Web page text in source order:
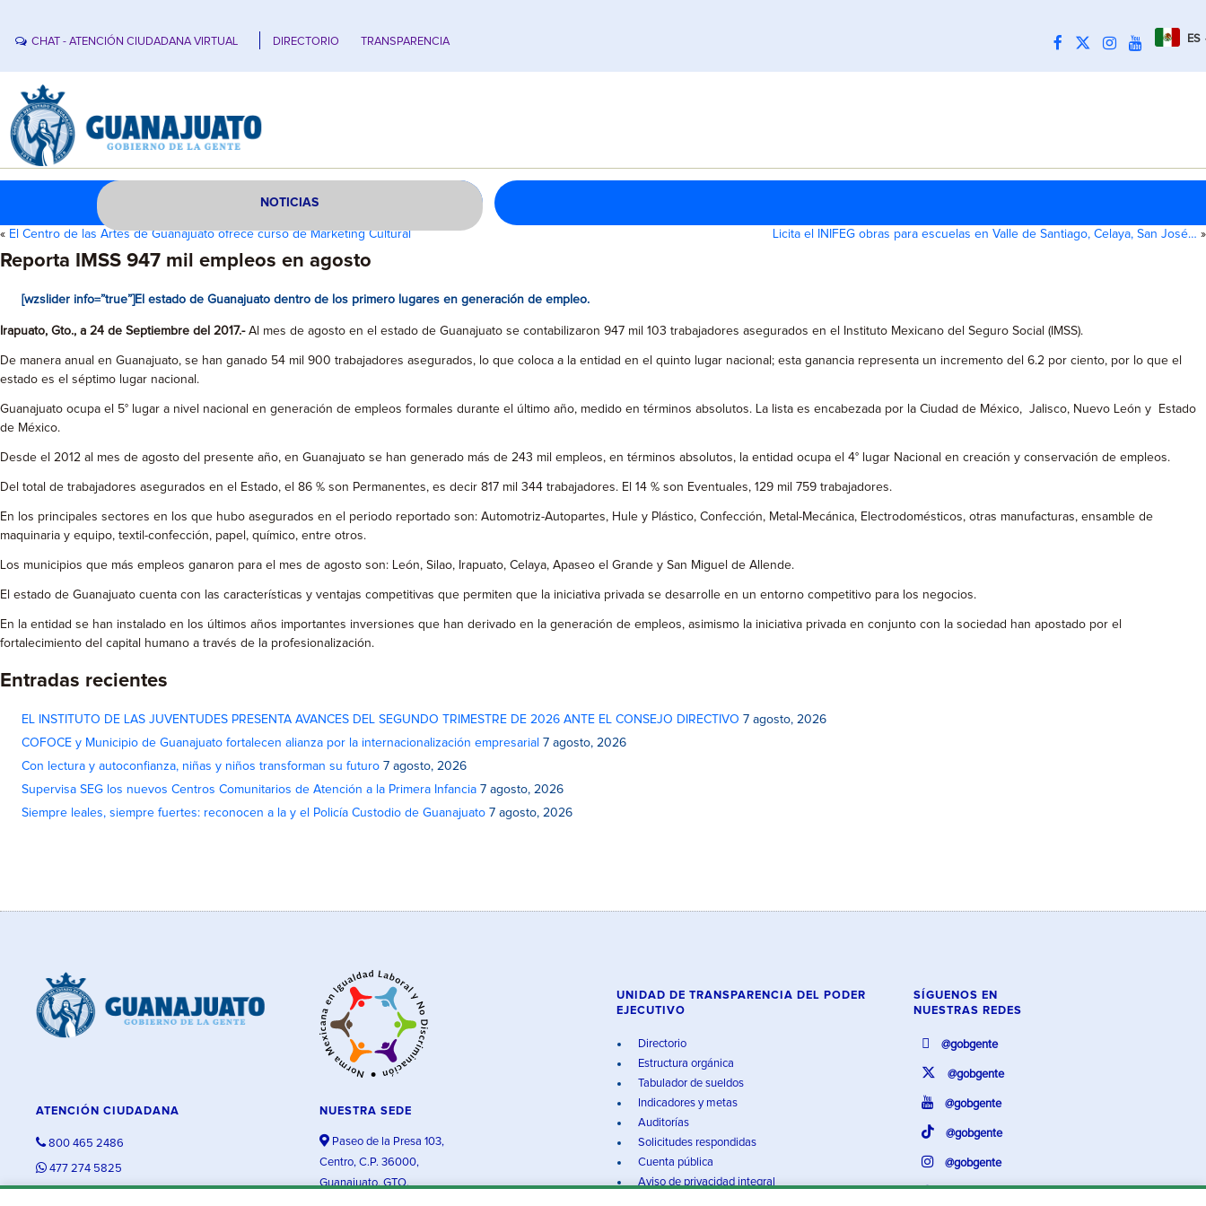
CHAT - ATENCIÓN CIUDADANA VIRTUAL DIRECTORIO TRANSPARENCIA ES
NOTICIAS
« El Centro de las Artes de Guanajuato ofrece curso de Marketing Cultural Licita el INIFEG obras para escuelas en Valle de Santiago, Celaya, San José… »
Reporta IMSS 947 mil empleos en agosto
[wzslider info=”true”]El estado de Guanajuato dentro de los primero lugares en generación de empleo.
Irapuato, Gto., a 24 de Septiembre del 2017.-Al mes de agosto en el estado de Guanajuato se contabilizaron 947 mil 103 trabajadores asegurados en el Instituto Mexicano del Seguro Social (IMSS).
De manera anual en Guanajuato, se han ganado 54 mil 900 trabajadores asegurados, lo que coloca a la entidad en el quinto lugar nacional; esta ganancia representa un incremento del 6.2 por ciento, por lo que el
estado es el séptimo lugar nacional.
Guanajuato ocupa el 5° lugar a nivel nacional en generación de empleos formales durante el último año, medido en términos absolutos. La lista es encabezada por la Ciudad de México, Jalisco, Nuevo León y Estado
de México.
Desde el 2012 al mes de agosto del presente año, en Guanajuato se han generado más de 243 mil empleos, en términos absolutos, la entidad ocupa el 4° lugar Nacional en creación y conservación de empleos.
Del total de trabajadores asegurados en el Estado, el 86 % son Permanentes, es decir 817 mil 344 trabajadores. El 14 % son Eventuales, 129 mil 759 trabajadores.
En los principales sectores en los que hubo asegurados en el periodo reportado son: Automotriz-Autopartes, Hule y Plástico, Confección, Metal-Mecánica, Electrodomésticos, otras manufacturas, ensamble de
maquinaria y equipo, textil-confección, papel, químico, entre otros.
Los municipios que más empleos ganaron para el mes de agosto son: León, Silao, Irapuato, Celaya, Apaseo el Grande y San Miguel de Allende.
El estado de Guanajuato cuenta con las características y ventajas competitivas que permiten que la iniciativa privada se desarrolle en un entorno competitivo para los negocios.
En la entidad se han instalado en los últimos años importantes inversiones que han derivado en la generación de empleos, asimismo la iniciativa privada en conjunto con la sociedad han apostado por el
fortalecimiento del capital humano a través de la profesionalización.
Entradas recientes
EL INSTITUTO DE LAS JUVENTUDES PRESENTA AVANCES DEL SEGUNDO TRIMESTRE DE 2026 ANTE EL CONSEJO DIRECTIVO 7 agosto, 2026
COFOCE y Municipio de Guanajuato fortalecen alianza por la internacionalización empresarial 7 agosto, 2026
Con lectura y autoconfianza, niñas y niños transforman su futuro 7 agosto, 2026
Supervisa SEG los nuevos Centros Comunitarios de Atención a la Primera Infancia 7 agosto, 2026
Siempre leales, siempre fuertes: reconocen a la y el Policía Custodio de Guanajuato 7 agosto, 2026
ATENCIÓN CIUDADANA
800 465 2486
477 274 5825
NUESTRA SEDE
Paseo de la Presa 103,
Centro, C.P. 36000,
Guanajuato, GTO.
UNIDAD DE TRANSPARENCIA DEL PODER
EJECUTIVO
Directorio
Estructura orgánica
Tabulador de sueldos
Indicadores y metas
Auditorías
Solicitudes respondidas
Cuenta pública
Aviso de privacidad integral
SÍGUENOS EN
NUESTRAS REDES
@gobgente
@gobgente
@gobgente
@gobgente
@gobgente
@gobgente